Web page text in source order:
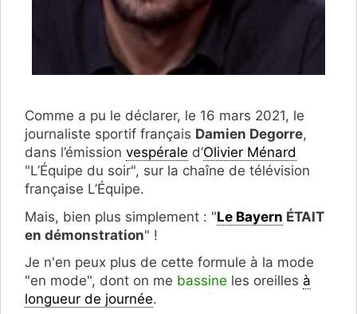
Comme a pu le déclarer, le 16 mars 2021, le
journaliste sportif français Damien Degorre,
dans l’émission vespérale d’Olivier Ménard
"L’Équipe du soir", sur la chaîne de télévision
française L’Équipe.
Mais, bien plus simplement : "Le Bayern ÉTAIT
en démonstration" !
Je n'en peux plus de cette formule à la mode
"en mode", dont on me bassine les oreilles à
longueur de journée.